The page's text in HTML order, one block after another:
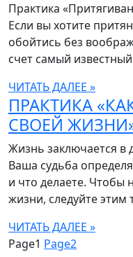
Практика
Если вы хотите
обойтись без
счет самый известный
ЧИТАТЬ ДАЛЕЕ »
ПРАКТИКА
СВОЕЙ
Жизнь заключается в
Ваша судьба
и что делаете. Чтобы
жизни, следуйте этим
ЧИТАТЬ ДАЛЕЕ »
Page1 Page2